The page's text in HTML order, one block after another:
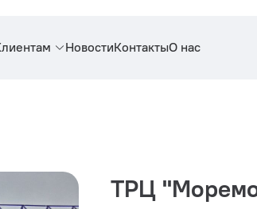
НовостиКонтактыО нас
ТРЦ